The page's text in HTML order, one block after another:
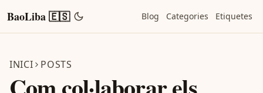
BaoLiba 🇪🇸 Blog Categories Etiquetes
INICI POSTS